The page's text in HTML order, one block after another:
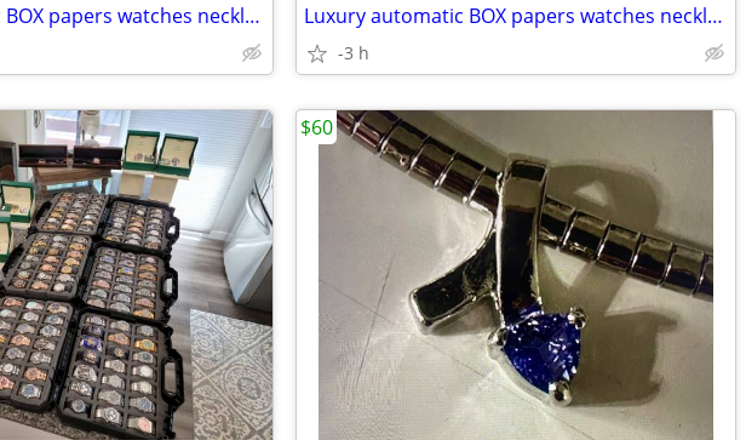
Luxury automatic BOX papers watches necklace bracelet men women Luxury automatic BOX papers watches necklace bracelet men women
-3 h
$60